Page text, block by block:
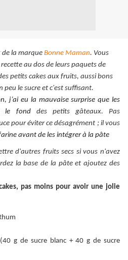
de la marque Bonne Maman. Vous
au dos de leurs paquets de
petits cakes aux fruits, aussi bons
peu le sucre et c'est suffisant.
j’ai eu la mauvaise surprise que les
le fonddes petits gâteaux. Pas
pour éviter ce désagrément ; il vous
avant de les intégrer à la pâte
d'autres fruits secs si vous n'avez
la base de la pâte et ajoutez des
pas moins pour avoir une jolie
(40 g de sucre blanc + 40 g de sucre